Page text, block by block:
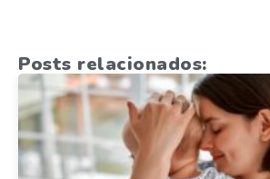
Posts relacionados: